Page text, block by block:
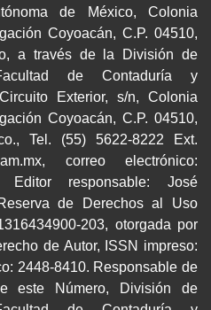
de México, Colonia
Coyoacán, C.P. 04510,
a través de la División de
de Contaduría y
Exterior, s/n, Colonia
Coyoacán, C.P. 04510,
Tel. (55) 5622-8222 Ext.
correo electrónico:
Editor responsable: José
de Derechos al Uso
203, otorgada por
de Autor, ISSN impreso:
2448-8410. Responsable de
este Número, División de